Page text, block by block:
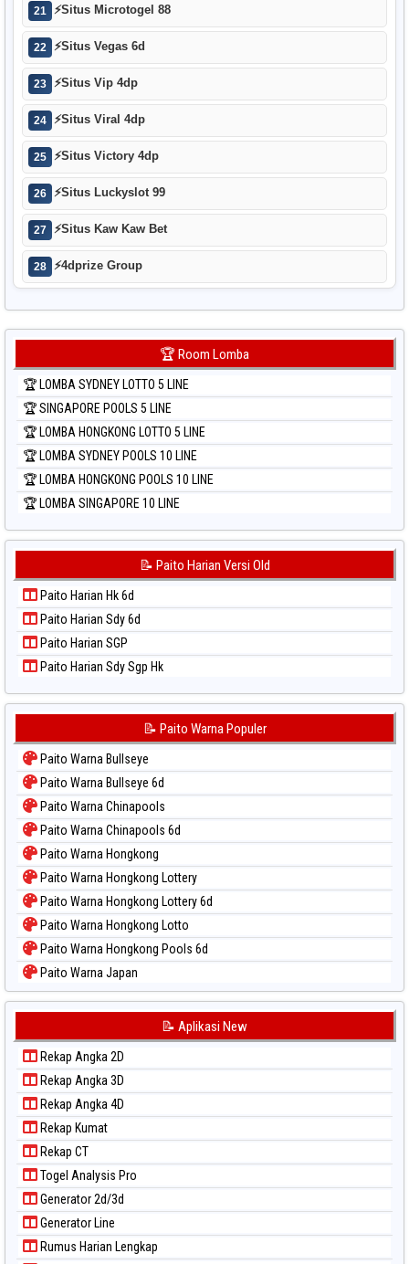
21 ⚡Situs Microtogel 88
22 ⚡Situs Vegas 6d
23 ⚡Situs Vip 4dp
24 ⚡Situs Viral 4dp
25 ⚡Situs Victory 4dp
26 ⚡Situs Luckyslot 99
27 ⚡Situs Kaw Kaw Bet
28 ⚡4dprize Group
🏆 Room Lomba
🏆 LOMBA SYDNEY LOTTO 5 LINE
🏆 SINGAPORE POOLS 5 LINE
🏆 LOMBA HONGKONG LOTTO 5 LINE
🏆 LOMBA SYDNEY POOLS 10 LINE
🏆 LOMBA HONGKONG POOLS 10 LINE
🏆 LOMBA SINGAPORE 10 LINE
📝 Paito Harian Versi Old
Paito Harian Hk 6d
Paito Harian Sdy 6d
Paito Harian SGP
Paito Harian Sdy Sgp Hk
📝 Paito Warna Populer
Paito Warna Bullseye
Paito Warna Bullseye 6d
Paito Warna Chinapools
Paito Warna Chinapools 6d
Paito Warna Hongkong
Paito Warna Hongkong Lottery
Paito Warna Hongkong Lottery 6d
Paito Warna Hongkong Lotto
Paito Warna Hongkong Pools 6d
Paito Warna Japan
Paito Warna Japan 6d
Paito Warna Kuda Lari
Paito Warna Magnum Cambodia
Paito Warna Nagoya
Paito Warna New York Midday
Paito Warna North Carolina Day
Paito Warna Pcso
Paito Warna Pennsylvania Day
Paito Warna Sao Paulo
Paito Warna Singapore
Paito Warna Sydney
📝 Aplikasi New
Rekap Angka 2D
Rekap Angka 3D
Rekap Angka 4D
Rekap Kumat
Rekap CT
Togel Analysis Pro
Generator 2d/3d
Generator Line
Rumus Harian Lengkap